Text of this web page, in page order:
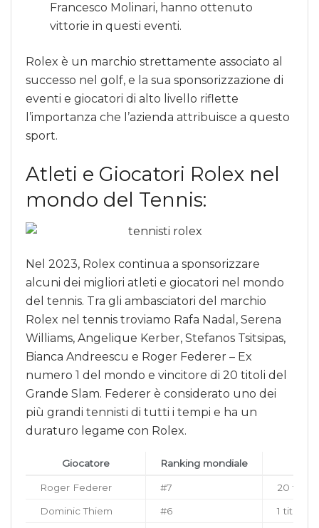
Francesco Molinari, hanno ottenuto
vittorie in questi eventi.
Rolex è un marchio strettamente associato al
successo nel golf, e la sua sponsorizzazione di
eventi e giocatori di alto livello riflette
l’importanza che l’azienda attribuisce a questo
sport.
Atleti e Giocatori Rolex nel
mondo del Tennis:
Nel 2023, Rolex continua a sponsorizzare
alcuni dei migliori atleti e giocatori nel mondo
del tennis. Tra gli ambasciatori del marchio
Rolex nel tennis troviamo Rafa Nadal, Serena
Williams, Angelique Kerber, Stefanos Tsitsipas,
Bianca Andreescu e Roger Federer – Ex
numero 1 del mondo e vincitore di 20 titoli del
Grande Slam. Federer è considerato uno dei
più grandi tennisti di tutti i tempi e ha un
duraturo legame con Rolex.
Giocatore Ranking mondiale
Roger Federer #7 20 titoli
Dominic Thiem #6 1 titolo